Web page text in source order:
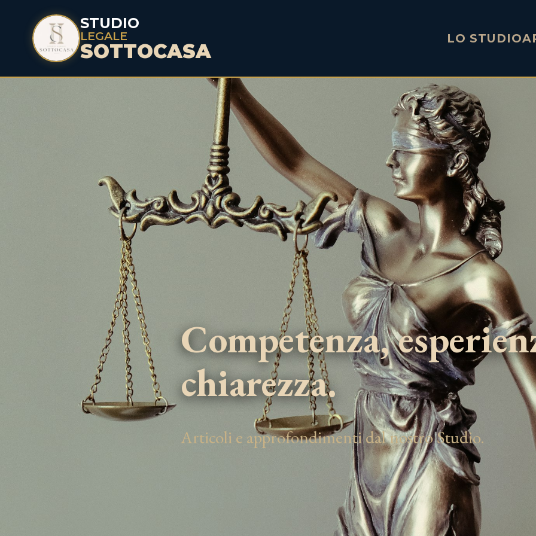
STUDIO
LEGALE
SOTTOCASA
LO STUDIO
Competenza,
chiarezza.
Articoli e approfondimenti dal nostro Studio.